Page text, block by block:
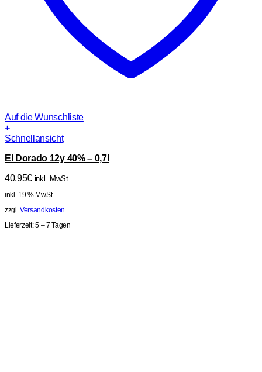
Auf die Wunschliste
+
Schnellansicht
El Dorado 12y 40% – 0,7l
40,95€ inkl. MwSt.
inkl. 19 % MwSt.
zzgl.Versandkosten
Lieferzeit:5 – 7 Tagen